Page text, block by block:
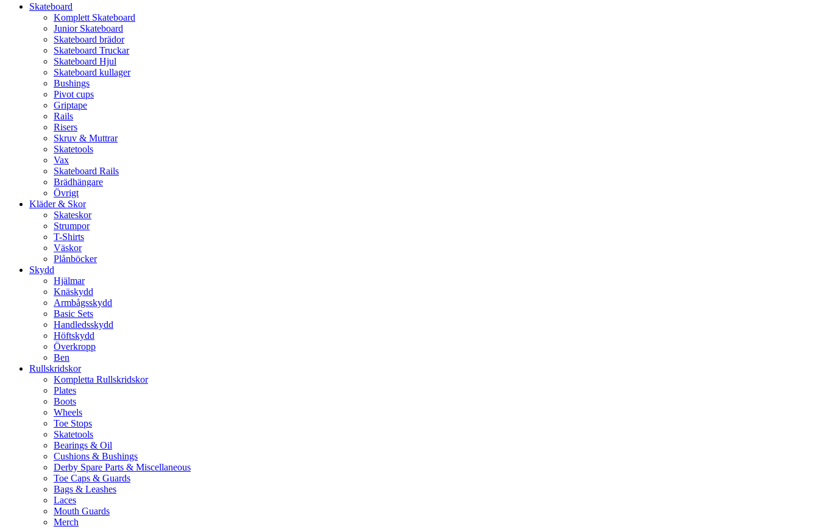
Skateboard
Komplett Skateboard
Junior Skateboard
Skateboard brädor
Skateboard Truckar
Skateboard Hjul
Skateboard kullager
Bushings
Pivot cups
Griptape
Rails
Risers
Skruv & Muttrar
Skatetools
Vax
Skateboard Rails
Brädhängare
Övrigt
Kläder & Skor
Skateskor
Strumpor
T-Shirts
Väskor
Plånböcker
Skydd
Hjälmar
Knäskydd
Armbågsskydd
Basic Sets
Handledsskydd
Höftskydd
Överkropp
Ben
Rullskridskor
Kompletta Rullskridskor
Plates
Boots
Wheels
Toe Stops
Skatetools
Bearings & Oil
Cushions & Bushings
Derby Spare Parts & Miscellaneous
Toe Caps & Guards
Bags & Leashes
Laces
Mouth Guards
Merch